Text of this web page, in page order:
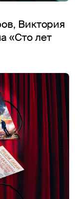
Виктория
«Сто лет